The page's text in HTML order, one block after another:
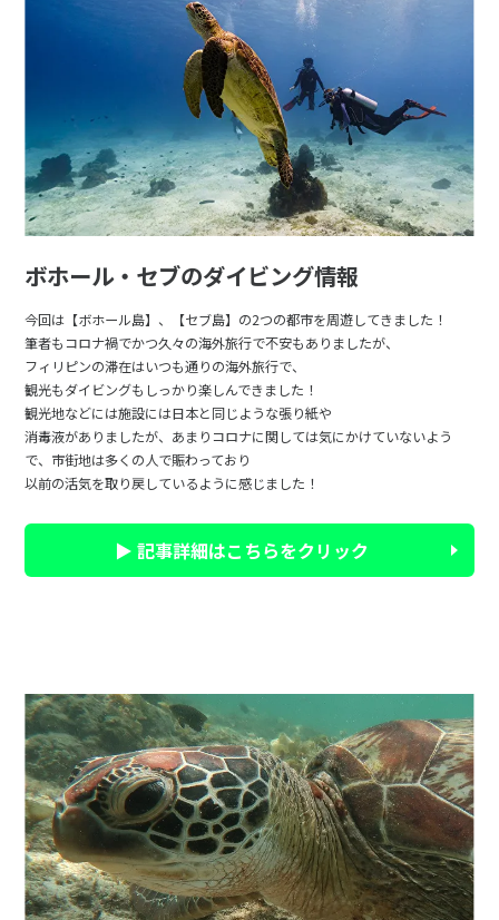
ボホール・セブのダイビング情報
今回は【ボホール島】、【セブ島】の2つの都市を周遊してきました！
筆者もコロナ禍でかつ久々の海外旅行で不安もありましたが、
フィリピンの滞在はいつも通りの海外旅行で、
観光もダイビングもしっかり楽しんできました！
観光地などには施設には日本と同じような張り紙や
消毒液がありましたが、あまりコロナに関しては気にかけていないよう
で、市街地は多くの人で賑わっており
以前の活気を取り戻しているように感じました！
▶ 記事詳細はこちらをクリック